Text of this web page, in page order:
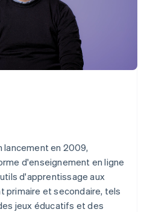
lancement en 2009,
d'enseignement en ligne
d'apprentissage aux
primaire et secondaire, tels
jeux éducatifs et des